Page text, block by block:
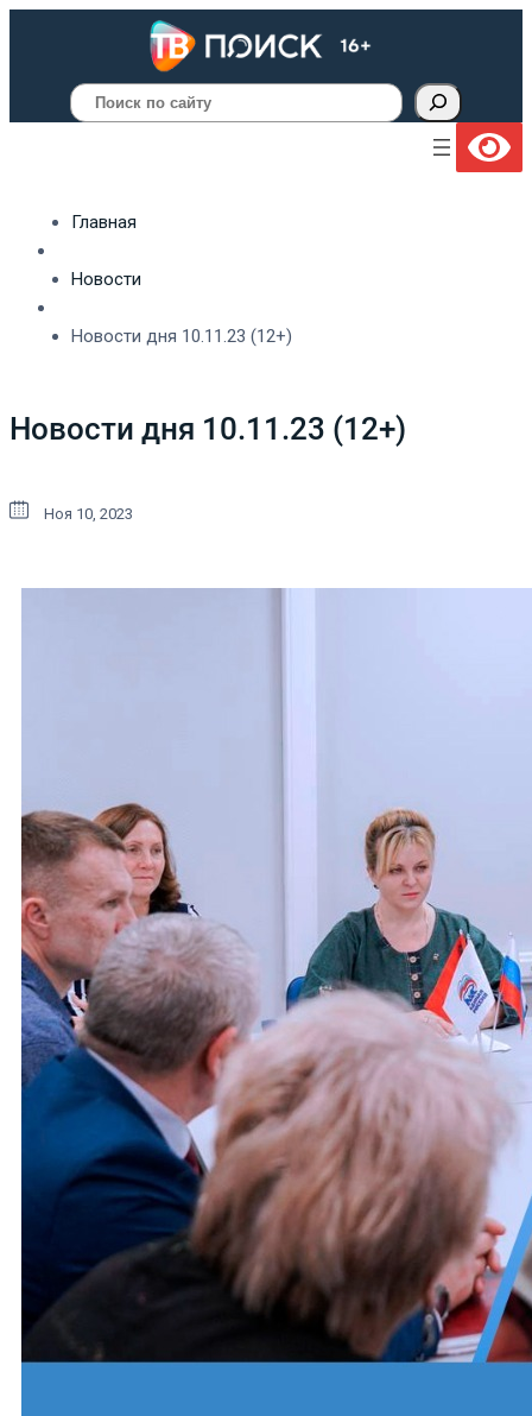
Поиск
Главная
Новости
Новости дня 10.11.23 (12+)
Новости дня 10.11.23 (12+)
Ноя 10, 2023